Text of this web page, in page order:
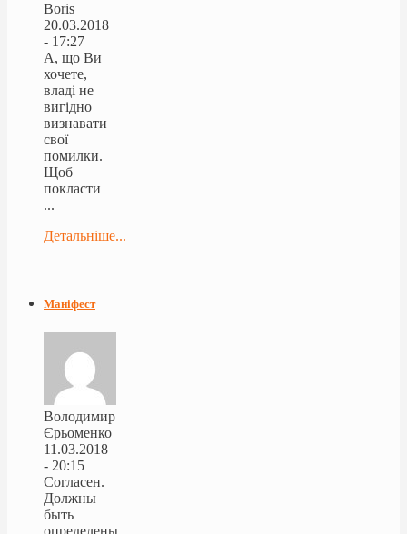
Boris
20.03.2018
- 17:27
А, що Ви
хочете,
владі не
вигідно
визнавати
свої
помилки.
Щоб
покласти
...
Детальніше...
Маніфест
Володимир
Єрьоменко
11.03.2018
- 20:15
Согласен.
Должны
быть
определены